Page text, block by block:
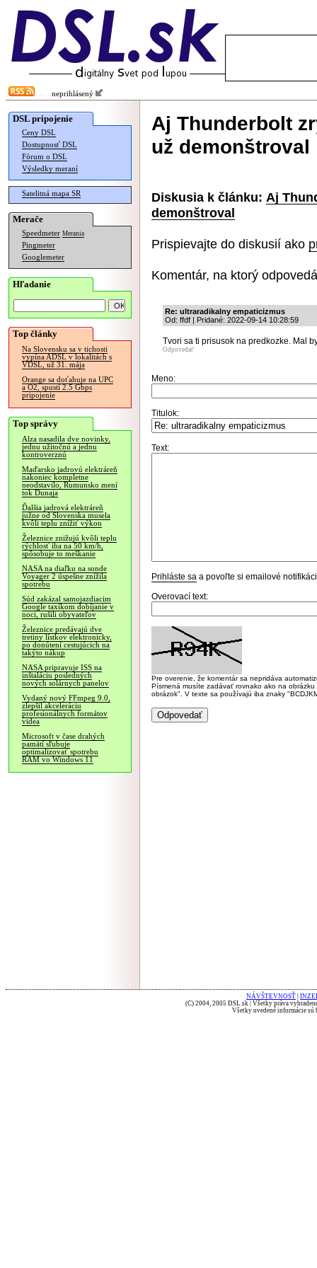
neprihlásený
DSL pripojenie
Ceny DSL
Dostupnosť DSL
Fórum o DSL
Výsledky meraní
Satelitná mapa SR
Merače
Speedmeter Merania
Pingmeter
Googlemeter
Hľadanie
Top články
Na Slovensku sa v tichosti
vypína ADSL v lokalitách s
VDSL, už 31. mája
Orange sa doťahuje na UPC
a O2, spustí 2.5 Gbps
pripojenie
Top správy
Alza nasadila dve novinky,
jednu užitočnú a jednu
kontroverznú
Maďarsko jadrovú elektráreň
nakoniec kompletne
neodstavilo, Rumunsko mení
tok Dunaja
Ďalšia jadrová elektráreň
južne od Slovenska musela
kvôli teplu znížiť výkon
Železnice znižujú kvôli teplu
rýchlosť iba na 50 km/h,
spôsobuje to meškanie
NASA na diaľku na sonde
Voyager 2 úspešne znížila
spotrebu
Súd zakázal samojazdiacim
Google taxíkom dobíjanie v
noci, rušili obyvateľov
Železnice predávajú dve
tretiny lístkov elektronicky,
po donútení cestujúcich na
takýto nákup
NASA pripravuje ISS na
inštaláciu posledných
nových solárnych panelov
Vydaný nový FFmpeg 9.0,
zlepšil akceleráciu
profesionálnych formátov
videa
Microsoft v čase drahých
pamätí sľubuje
optimalizovať spotrebu
RAM vo Windows 11
Aj Thunderbolt
už demonštroval
Diskusia k článku: Aj
demonštroval
Prispievajte do diskusií ako
Komentár, na ktorý
Re: ultraradikalny empaticizmus
Od: ffdf | Pridané: 2022-09-14 10:28:59
Tvori sa ti prisusok na predkozke. Mal
Odpovedať
Meno:
Titulok:
Text:
Prihláste sa a povoľte si emailové
Overovací text:
Pre overenie, že komentár sa nepridáva
Písmená musíte zadávať rovnako ako na
obrázok". V texte sa používajú iba znaky
NÁVŠTEVNOSŤ
(C) 2004, 2005 DSL.sk | Všetky práva
Všetky uvedené informácie sú